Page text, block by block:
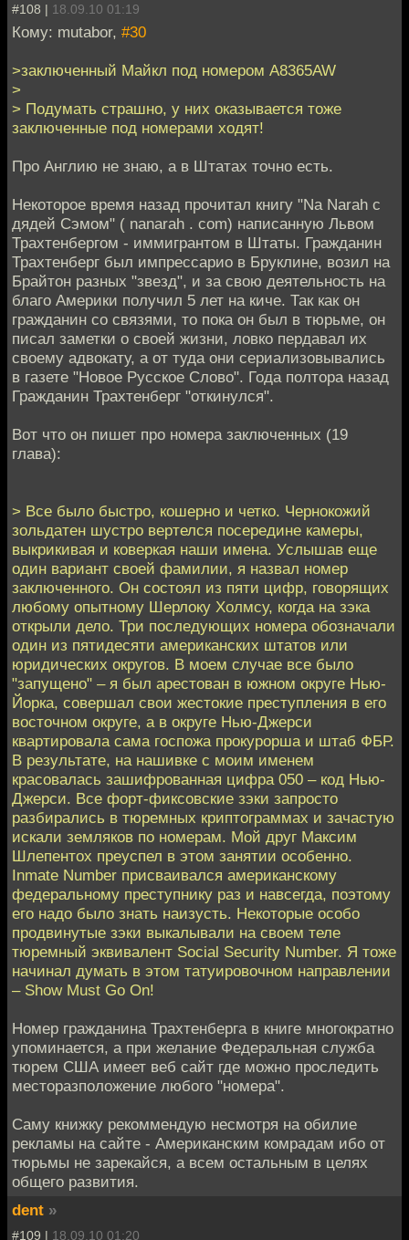
#108 | 18.09.10 01:19
Кому: mutabor, #30
>заключенный Майкл под номером A8365AW
>
> Подумать страшно, у них оказывается тоже
заключенные под номерами ходят!
Про Англию не знаю, а в Штатах точно есть.
Некоторое время назад прочитал книгу "Na Narah с
дядей Сэмом" ( nanarah . com) написанную Львом
Трахтенбергом - иммигрантом в Штаты. Гражданин
Трахтенберг был импрессарио в Бруклине, возил на
Брайтон разных "звезд", и за свою деятельность на
благо Америки получил 5 лет на киче. Так как он
гражданин со связями, то пока он был в тюрьме, он
писал заметки о своей жизни, ловко пердавал их
своему адвокату, а от туда они сериализовывались
в газете "Новое Русское Слово". Года полтора назад
Гражданин Трахтенберг "откинулся".
Вот что он пишет про номера заключенных (19
глава):
> Все было быстро, кошерно и четко. Чернокожий
зольдатен шустро вертелся посередине камеры,
выкрикивая и коверкая наши имена. Услышав еще
один вариант своей фамилии, я назвал номер
заключенного. Он состоял из пяти цифр, говорящих
любому опытному Шерлоку Холмсу, когда на зэка
открыли дело. Три последующих номера обозначали
один из пятидесяти американских штатов или
юридических округов. В моем случае все было
"запущено" – я был арестован в южном округе Нью-
Йорка, совершал свои жестокие преступления в его
восточном округе, а в округе Нью-Джерси
квартировала сама госпожа прокурорша и штаб ФБР.
В результате, на нашивке с моим именем
красовалась зашифрованная цифра 050 – код Нью-
Джерси. Все форт-фиксовские зэки запросто
разбирались в тюремных криптограммах и зачастую
искали земляков по номерам. Мой друг Максим
Шлепентох преуспел в этом занятии особенно.
Inmate Number присваивался американскому
федеральному преступнику раз и навсегда, поэтому
его надо было знать наизусть. Некоторые особо
продвинутые зэки выкалывали на своем теле
тюремный эквивалент Social Security Number. Я тоже
начинал думать в этом татуировочном направлении
– Show Must Go On!
Номер гражданина Трахтенберга в книге многократно
упоминается, а при желание Федеральная служба
тюрем США имеет веб сайт где можно проследить
месторазположение любого "номера".
Саму книжку рекоммендую несмотря на обилие
рекламы на сайте - Американским комрадам ибо от
тюрьмы не зарекайся, а всем остальным в целях
общего развития.
dent »
#109 | 18.09.10 01:20